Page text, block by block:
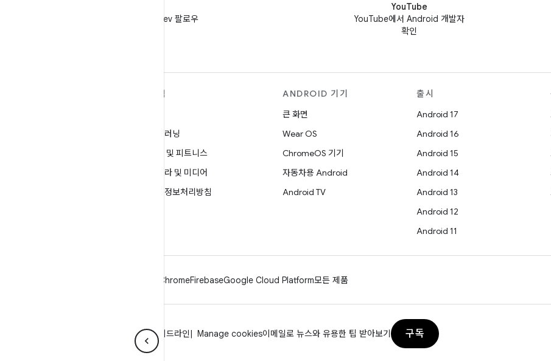
X에서 @AndroidDev 팔로우
YouTube
YouTube에서 Android 개발자
확인
탐색
머신러닝
건강 및 피트니스
카메라 및 미디어
개인정보처리방침
ANDROID 기기
큰 화면
Wear OS
ChromeOS 기기
자동차용 Android
Android TV
출시
Android 17
Android 16
Android 15
Android 14
Android 13
Android 12
Android 11
ChromeFirebaseGoogle Cloud Platform모든 제품
브랜드 가이드라인 Manage cookies이메일로 뉴스와 유용한 팁 받아보기 구독